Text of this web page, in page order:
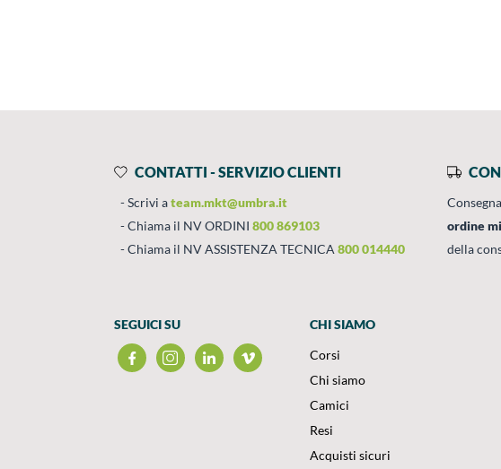
CONTATTI - SERVIZIO CLIENTI
Scrivi ateam.mkt@umbra.it
Chiama il NV ORDINI 800 869103
Chiama il NV ASSISTENZA TECNICA 800 014440
ordine
della
SEGUICI SU
CHI SIAMO
Corsi
Chi siamo
Camici
Resi
Acquisti sicuri